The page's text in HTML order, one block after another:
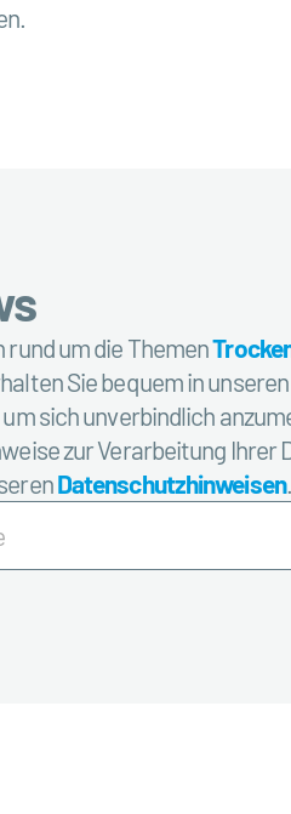
um die Themen
Sie bequem in
sich unverbindlich
zur Verarbeitung Ihrer
Datenschutzhinweisen.